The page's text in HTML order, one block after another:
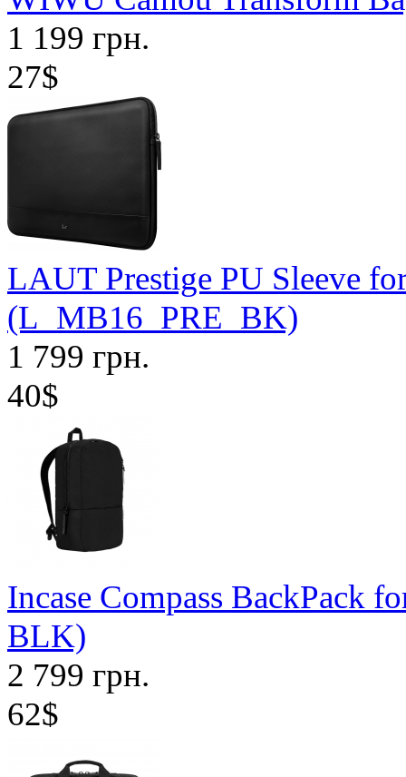
1 199 грн.
27$
LAUT Prestige PU Sleeve
(L_MB16_PRE_BK)
1 799 грн.
40$
Incase Compass BackPack
BLK)
2 799 грн.
62$